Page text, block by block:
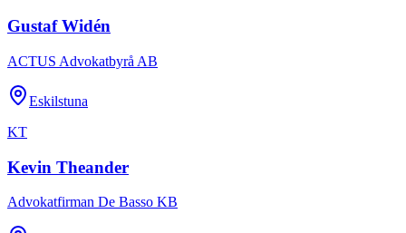
Gustaf Widén
ACTUS Advokatbyrå AB
Eskilstuna
KT
Kevin Theander
Advokatfirman De Basso KB